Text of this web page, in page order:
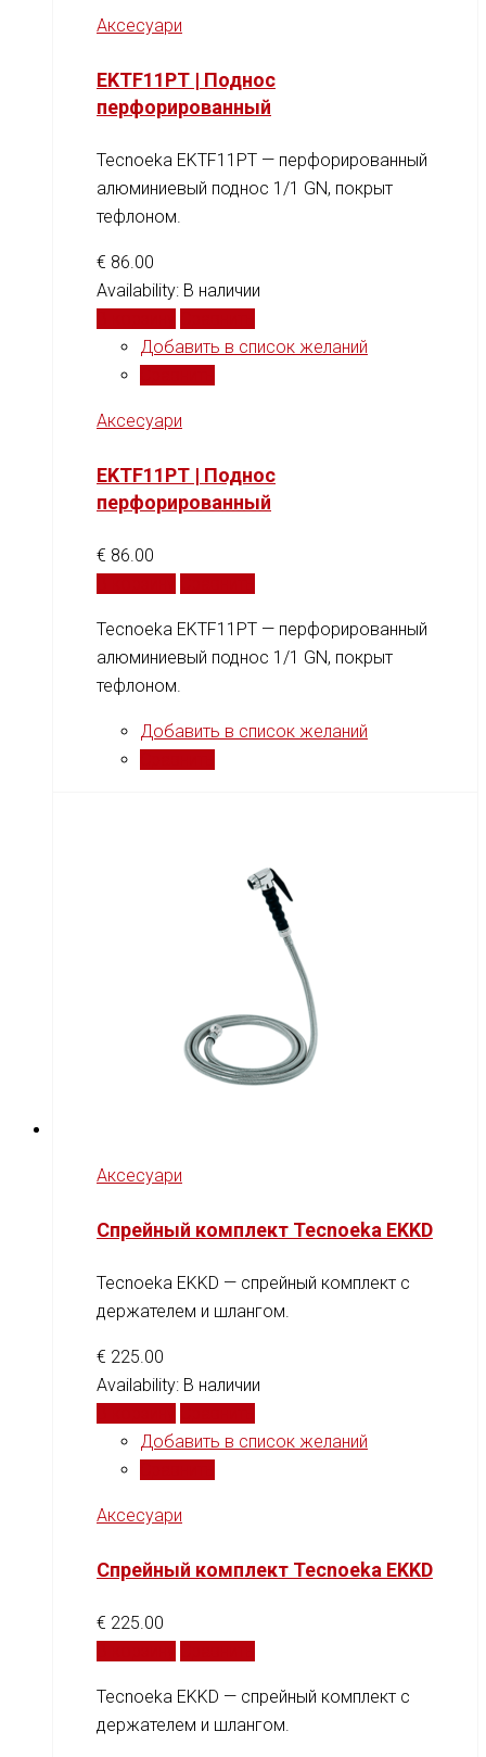
Аксесуари
EKTF11PT | Поднос
перфорированный
Tecnoeka EKTF11PT — перфорированный
алюминиевый поднос 1/1 GN, покрыт
тефлоном.
€ 86.00
Availability: В наличии
Добавить в список желаний
Аксесуари
EKTF11PT | Поднос
перфорированный
€ 86.00
Tecnoeka EKTF11PT — перфорированный
алюминиевый поднос 1/1 GN, покрыт
тефлоном.
Добавить в список желаний
Аксесуари
Спрейный комплект Tecnoeka EKKD
Tecnoeka EKKD — спрейный комплект с
держателем и шлангом.
€ 225.00
Availability: В наличии
Добавить в список желаний
Аксесуари
Спрейный комплект Tecnoeka EKKD
€ 225.00
Tecnoeka EKKD — спрейный комплект с
держателем и шлангом.